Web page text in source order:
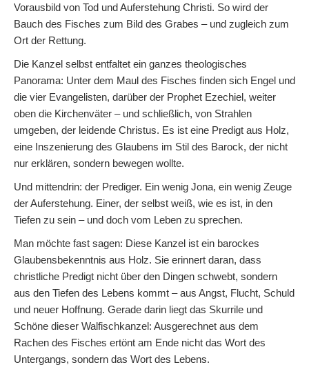
Vorausbild von Tod und Auferstehung Christi. So wird der
Bauch des Fisches zum Bild des Grabes – und zugleich zum
Ort der Rettung.
Die Kanzel selbst entfaltet ein ganzes theologisches
Panorama: Unter dem Maul des Fisches finden sich Engel und
die vier Evangelisten, darüber der Prophet Ezechiel, weiter
oben die Kirchenväter – und schließlich, von Strahlen
umgeben, der leidende Christus. Es ist eine Predigt aus Holz,
eine Inszenierung des Glaubens im Stil des Barock, der nicht
nur erklären, sondern bewegen wollte.
Und mittendrin: der Prediger. Ein wenig Jona, ein wenig Zeuge
der Auferstehung. Einer, der selbst weiß, wie es ist, in den
Tiefen zu sein – und doch vom Leben zu sprechen.
Man möchte fast sagen: Diese Kanzel ist ein barockes
Glaubensbekenntnis aus Holz. Sie erinnert daran, dass
christliche Predigt nicht über den Dingen schwebt, sondern
aus den Tiefen des Lebens kommt – aus Angst, Flucht, Schuld
und neuer Hoffnung. Gerade darin liegt das Skurrile und
Schöne dieser Walfischkanzel: Ausgerechnet aus dem
Rachen des Fisches ertönt am Ende nicht das Wort des
Untergangs, sondern das Wort des Lebens.